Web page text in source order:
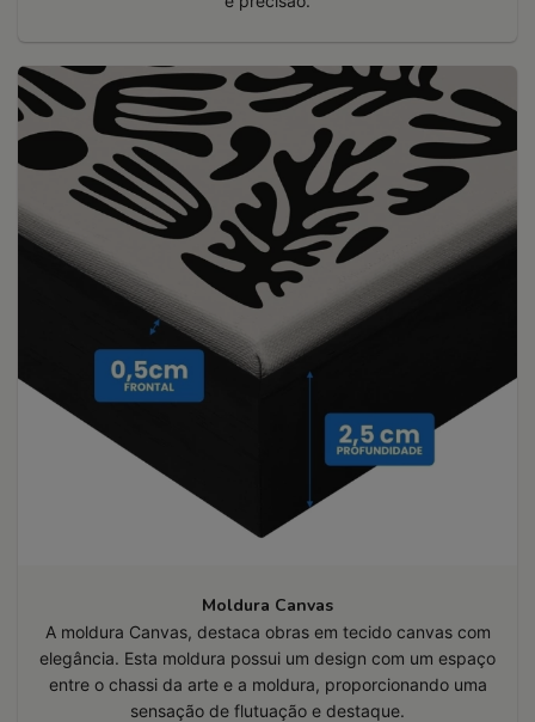
Moldura Canvas
A moldura Canvas, destaca obras em tecido canvas com
elegância. Esta moldura possui um design com um espaço
entre o chassi da arte e a moldura, proporcionando uma
sensação de flutuação e destaque.